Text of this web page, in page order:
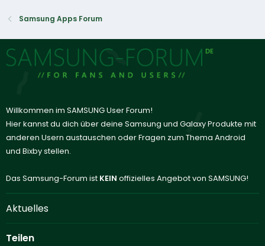
Samsung Apps Forum
Willkommen im SAMSUNG User Forum!
Hier kannst du dich über deine Samsung und Galaxy Produkte mit
anderen Usern austauschen oder Fragen zum Thema Android
und Bixby stellen.
Das Samsung-Forum ist KEIN offizielles Angebot von SAMSUNG!
Aktuelles
Teilen